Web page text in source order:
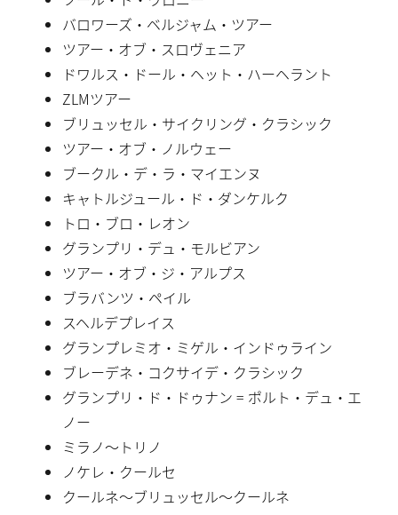
バロワーズ・ベルジャム・ツアー
ツアー・オブ・スロヴェニア
ドワルス・ドール・ヘット・ハーヘラント
ZLMツアー
ブリュッセル・サイクリング・クラシック
ツアー・オブ・ノルウェー
ブークル・デ・ラ・マイエンヌ
キャトルジュール・ド・ダンケルク
トロ・ブロ・レオン
グランプリ・デュ・モルビアン
ツアー・オブ・ジ・アルプス
ブラバンツ・ペイル
スヘルデプレイス
グランプレミオ・ミゲル・インドゥライン
ブレーデネ・コクサイデ・クラシック
グランプリ・ド・ドゥナン = ポルト・デュ・エ
ノー
ミラノ〜トリノ
ノケレ・クールセ
クールネ〜ブリュッセル〜クールネ